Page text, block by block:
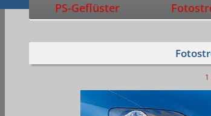
PS-Geflüster
1